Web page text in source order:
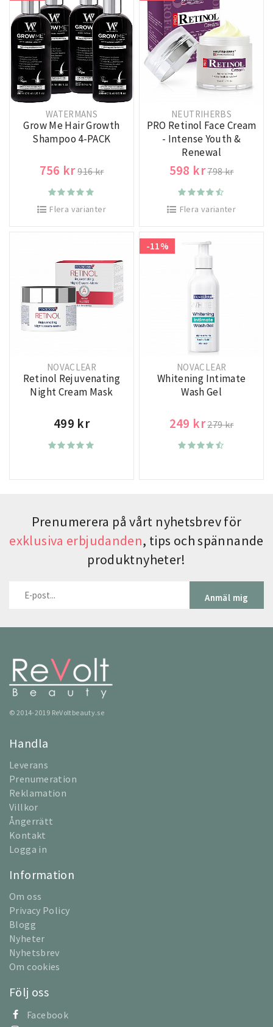
WATERMANS
Grow Me Hair Growth
Shampoo 4-PACK
756 kr916 kr
Flera varianter
NEUTRIHERBS
PRO Retinol Face Cream
- Intense Youth &
Renewal
598 kr798 kr
Flera varianter
NOVACLEAR
Retinol Rejuvenating
Night Cream Mask
499 kr
-11%
NOVACLEAR
Whitening Intimate
Wash Gel
249 kr279 kr
Prenumerera på vårt nyhetsbrev för
exklusiva erbjudanden, tips och spännande
produktnyheter!
Anmäl mig
© 2014-2019 ReVoltbeauty.se
Handla
Leverans
Prenumeration
Reklamation
Villkor
Ångerrätt
Kontakt
Logga in
Information
Om oss
Privacy Policy
Blogg
Nyheter
Nyhetsbrev
Om cookies
Följ oss
Facebook